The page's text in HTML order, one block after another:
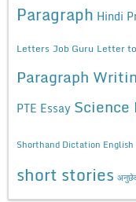
Paragraph Hindi
Letters Job Guru Letter
Paragraph
PTE Essay Science
Shorthand Dictation
short stories